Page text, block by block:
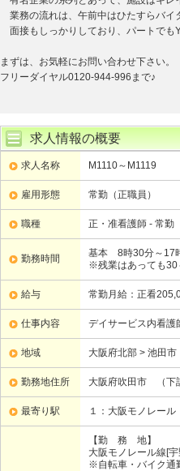
業務の流れは、午前中はひたすらバイ
面接もしっかりしており、パートでも
まずは、お気軽にお問い合わせ下さい。
フリーダイヤル0120-944-996まで♪
求人情報の概要
求人名称 M1110～M1119
雇用形態 常勤（正職員）
職種 正・准看護師 - 常勤
勤務時間
基本 8時30分～17
※残業はあっても30
給与 常勤月給：正看
仕事内容 デイサービス内看護
地域 大阪府北部 > 池田
勤務地住所 大阪府吹田市 （下
最寄り駅 １：大阪モノレール
【勤 務 地】
大阪モノレール線[
※自転車・バイク通